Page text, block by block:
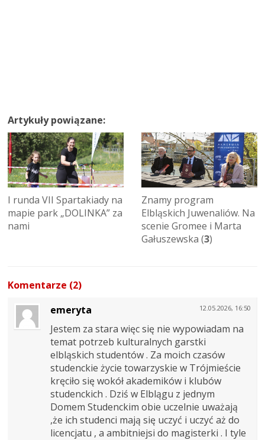
Artykuły powiązane:
I runda VII Spartakiady na
mapie park „DOLINKA” za
nami
Znamy program
Elbląskich Juwenaliów. Na
scenie Gromee i Marta
Gałuszewska (3)
Komentarze (2)
12.05.2026, 16:50
emeryta
Jestem za stara więc się nie wypowiadam na
temat potrzeb kulturalnych garstki
elbląskich studentów . Za moich czasów
studenckie życie towarzyskie w Trójmieście
kręciło się wokół akademików i klubów
studenckich . Dziś w Elblągu z jednym
Domem Studenckim obie uczelnie uważają
,że ich studenci mają się uczyć i uczyć aż do
licencjatu , a ambitniejsi do magisterki . I tyle